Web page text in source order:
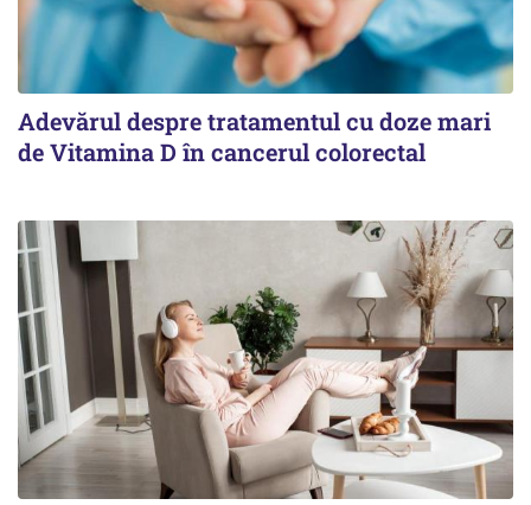
Adevărul despre tratamentul cu doze mari
de Vitamina D în cancerul colorectal